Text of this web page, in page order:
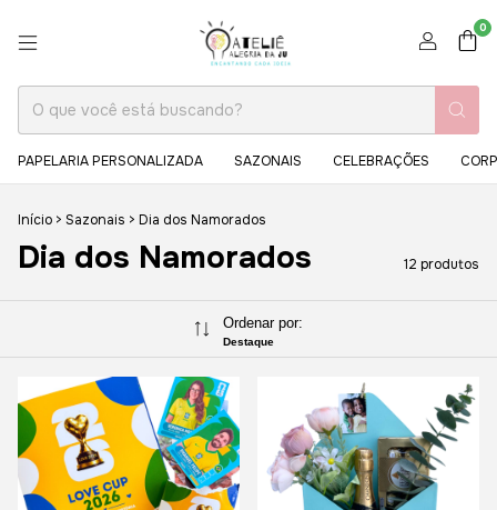
0
PAPELARIA PERSONALIZADA SAZONAIS CELEBRAÇÕES
Início > Sazonais > Dia dos Namorados
Dia dos Namorados 12 produtos
Ordenar por:
Destaque